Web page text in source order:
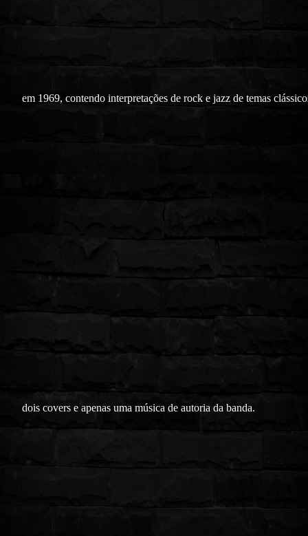
em 1969, contendo interpretações de rock e jazz de temas
dois covers e apenas uma música de autoria da banda.